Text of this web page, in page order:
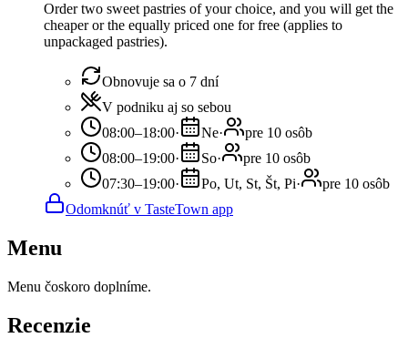
Order two sweet pastries of your choice, and you will get the
cheaper or the equally priced one for free (applies to
unpackaged pastries).
Obnovuje sa o 7 dní
V podniku aj so sebou
08:00–18:00· Ne·
pre 10 osôb
08:00–19:00· So·
pre 10 osôb
07:30–19:00· Po, Ut, St, Št, Pi·
pre 10 osôb
Odomknúť v TasteTown app
Menu
Menu čoskoro doplníme.
Recenzie